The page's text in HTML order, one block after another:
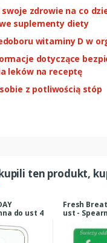
swoje zdrowie na co
suplementy diety
witaminy D w
dotyczące
leków na receptę
z potliwością stóp
ten produkt,
do ust 4
Fresh
ust -